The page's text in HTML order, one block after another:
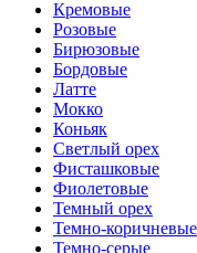
Кремовые
Розовые
Бирюзовые
Бордовые
Латте
Мокко
Коньяк
Светлый орех
Фисташковые
Фиолетовые
Темный орех
Темно-коричневые
Темно-серые